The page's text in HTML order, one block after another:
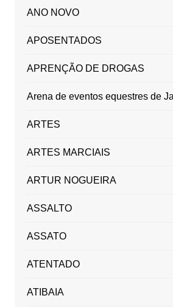
ANO NOVO
APOSENTADOS
APRENÇÃO DE DROGAS
Arena de eventos equestres de
ARTES
ARTES MARCIAIS
ARTUR NOGUEIRA
ASSALTO
ASSATO
ATENTADO
ATIBAIA